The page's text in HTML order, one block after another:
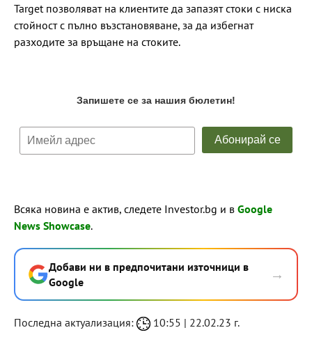
Target позволяват на клиентите да запазят стоки с ниска
стойност с пълно възстановяване, за да избегнат
разходите за връщане на стоките.
Всяка новина е актив, следете Investor.bg и в Google
News Showcase.
Добави ни в предпочитани източници в
Google
→
Последна актуализация: 10:55 | 22.02.23 г.